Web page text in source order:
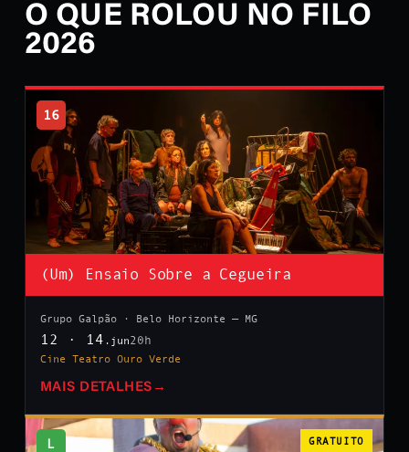
O QUE ROLOU NO FILO
2026
16
(Um) Ensaio Sobre a Cegueira
Grupo Galpão · Belo Horizonte — MG
12 · 14 .jun20h
Cine Teatro Ouro Verde
MAIS DETALHES →
L GRATUITO